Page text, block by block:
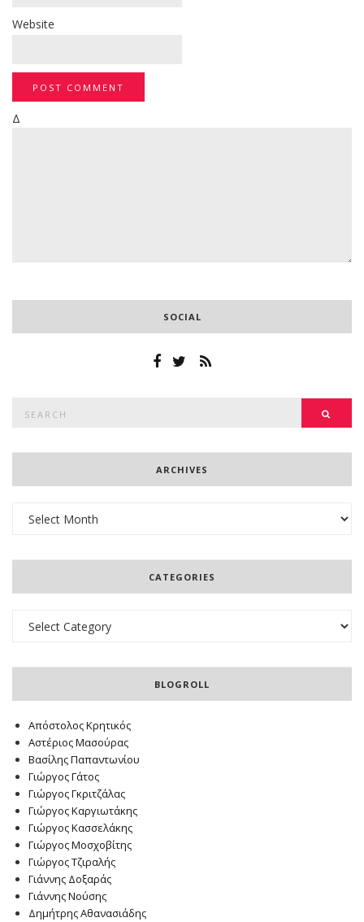
Website
Δ
SOCIAL
for:
ARCHIVES
CATEGORIES
BLOGROLL
Απόστολος Κρητικός
Αστέριος Μασούρας
Βασίλης Παπαντωνίου
Γιώργος Γάτος
Γιώργος Γκριτζάλας
Γιώργος Καργιωτάκης
Γιώργος Κασσελάκης
Γιώργος Μοσχοβίτης
Γιώργος Τζιραλής
Γιάννης Δοξαράς
Γιάννης Νούσης
Δημήτρης Αθανασιάδης